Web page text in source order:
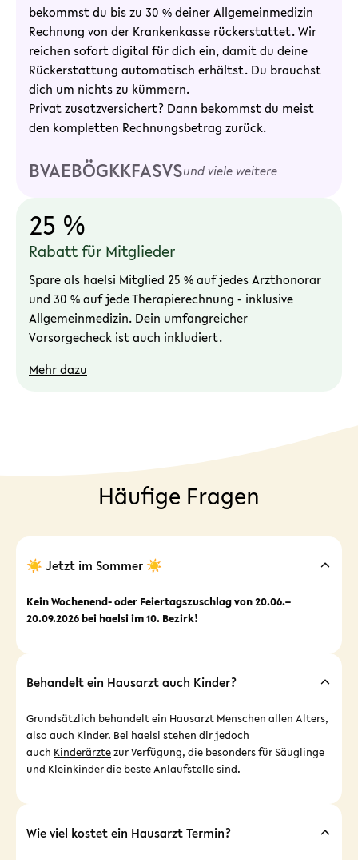
bekommst du bis zu 30 % deiner Allgemeinmedizin
Rechnung von der Krankenkasse rückerstattet. Wir
reichen sofort digital für dich ein, damit du deine
Rückerstattung automatisch erhältst. Du brauchst
dich um nichts zu kümmern.
Privat zusatzversichert? Dann bekommst du meist
den kompletten Rechnungsbetrag zurück.
BVAEBÖGKKFASVSund viele weitere
25 %
Rabatt für Mitglieder
Spare als haelsi Mitglied 25 % auf jedes Arzthonorar
und 30 % auf jede Therapierechnung - inklusive
Allgemeinmedizin. Dein umfangreicher
Vorsorgecheck ist auch inkludiert.
Mehr dazu
Häufige Fragen
☀️ Jetzt im Sommer ☀️
Kein Wochenend- oder Feiertagszuschlag von 20.06.–
20.09.2026 bei haelsi im 10. Bezirk!
Behandelt ein Hausarzt auch Kinder?
Grundsätzlich behandelt ein Hausarzt Menschen allen Alters,
also auch Kinder. Bei haelsi stehen dir jedoch
auch Kinderärztezur Verfügung, die besonders für Säuglinge
und Kleinkinder die beste Anlaufstelle sind.
Wie viel kostet ein Hausarzt Termin?